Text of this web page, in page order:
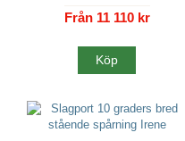
Från 11 110 kr
Köp